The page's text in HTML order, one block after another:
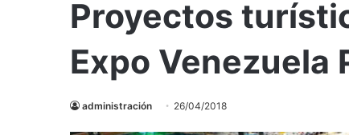
Proyectos
Expo Venezuela
administración 26/04/2018